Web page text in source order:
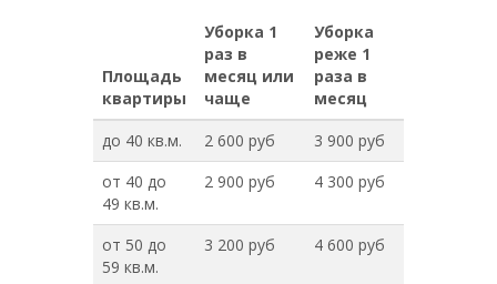
Площадь
квартиры
Уборка 1
раз в
месяц или
чаще
Уборка
реже 1
раза в
месяц
до 40 кв.м.
2 600 руб
3 900 руб
от 40 до
49 кв.м.
2 900 руб 4 300 руб
от 50 до
59 кв.м.
3 200 руб 4 600 руб